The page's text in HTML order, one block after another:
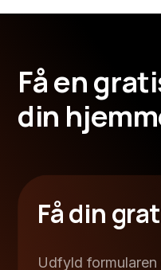
Fåengrati
din hjemm
Få din
Udfyld